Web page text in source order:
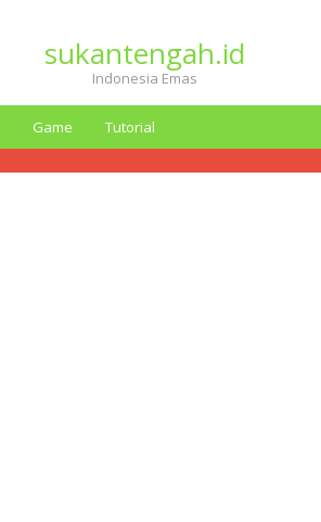
sukantengah.id
Indonesia Emas
Game Tutorial